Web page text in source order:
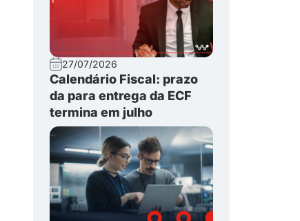
27/07/2026
Calendário Fiscal: prazo
da para entrega da ECF
termina em julho